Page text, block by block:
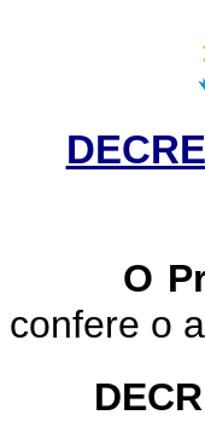
O
confere o